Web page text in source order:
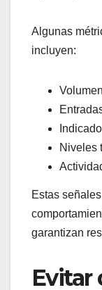
Algunas
incluyen:
Niveles
Estas
garantizan
Evitar